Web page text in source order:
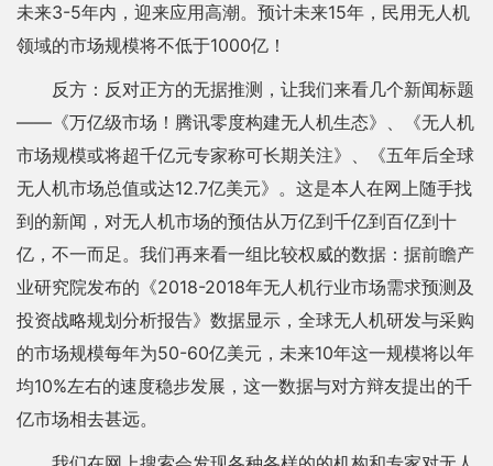
未来3-5年内，迎来应用高潮。预计未来15年，民用无人机
领域的市场规模将不低于1000亿！
反方：反对正方的无据推测，让我们来看几个新闻标题
——《万亿级市场！腾讯零度构建无人机生态》、《无人机
市场规模或将超千亿元专家称可长期关注》、《五年后全球
无人机市场总值或达12.7亿美元》。这是本人在网上随手找
到的新闻，对无人机市场的预估从万亿到千亿到百亿到十
亿，不一而足。我们再来看一组比较权威的数据：据前瞻产
业研究院发布的《2018-2018年无人机行业市场需求预测及
投资战略规划分析报告》数据显示，全球无人机研发与采购
的市场规模每年为50-60亿美元，未来10年这一规模将以年
均10%左右的速度稳步发展，这一数据与对方辩友提出的千
亿市场相去甚远。